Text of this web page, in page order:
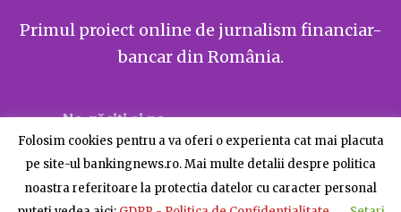
Primul proiect online de jurnalism financiar-
bancar din România.
Ne găsiți și pe
Folosim cookies pentru a va oferi o experienta cat mai placuta
pe site-ul bankingnews.ro. Mai multe detalii despre politica
noastra referitoare la protectia datelor cu caracter personal